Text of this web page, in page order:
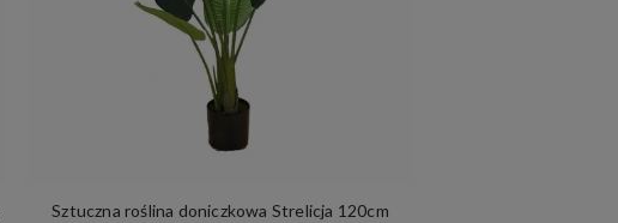
Sztuczna roślina doniczkowa Strelicja 120cm